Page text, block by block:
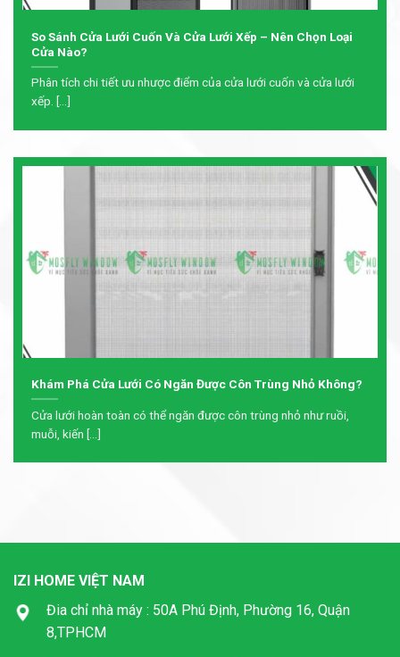
So Sánh Cửa Lưới Cuốn Và Cửa Lưới Xếp – Nên Chọn Loại
Cửa Nào?
Phân tích chi tiết ưu nhược điểm của cửa lưới cuốn và cửa lưới
xếp. [...]
Khám Phá Cửa Lưới Có Ngăn Được Côn Trùng Nhỏ Không?
Cửa lưới hoàn toàn có thể ngăn được côn trùng nhỏ như ruồi,
muỗi, kiến [...]
IZI HOME VIỆT NAM
Đia chỉ nhà máy : 50A Phú Định, Phường 16, Quận
8,TPHCM